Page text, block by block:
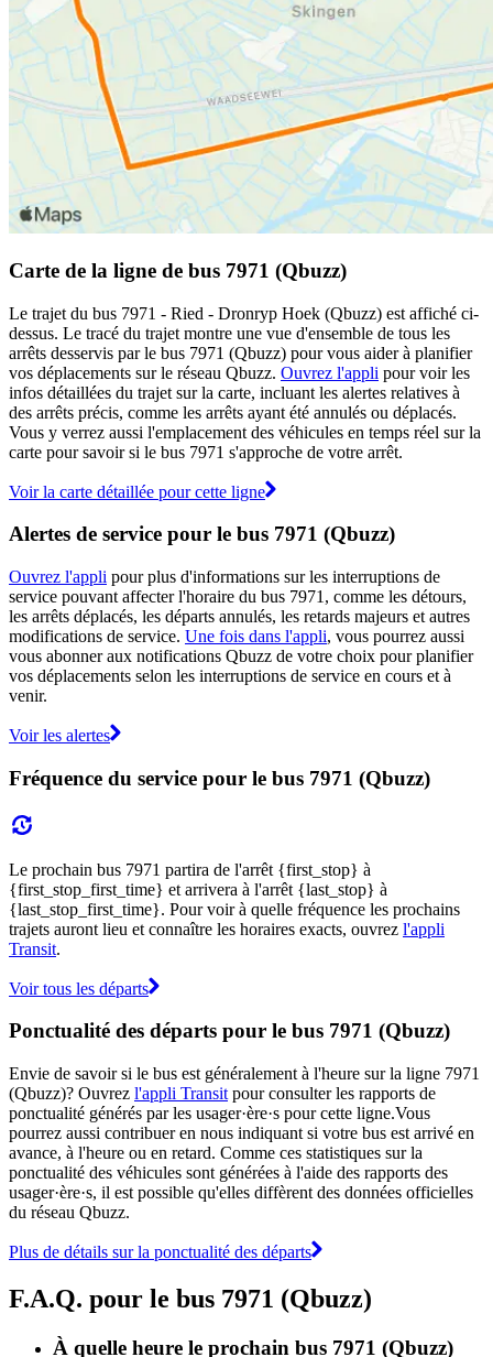
Carte de la ligne de bus 7971 (Qbuzz)
Le trajet du bus 7971 - Ried - Dronryp Hoek (Qbuzz) est affiché ci-
dessus. Le tracé du trajet montre une vue d'ensemble de tous les
arrêts desservis par le bus 7971 (Qbuzz) pour vous aider à planifier
vos déplacements sur le réseau Qbuzz. Ouvrez l'appli pour voir les
infos détaillées du trajet sur la carte, incluant les alertes relatives à
des arrêts précis, comme les arrêts ayant été annulés ou déplacés.
Vous y verrez aussi l'emplacement des véhicules en temps réel sur la
carte pour savoir si le bus 7971 s'approche de votre arrêt.
Voir la carte détaillée pour cette ligne
Alertes de service pour le bus 7971 (Qbuzz)
Ouvrez l'appli pour plus d'informations sur les interruptions de
service pouvant affecter l'horaire du bus 7971, comme les détours,
les arrêts déplacés, les départs annulés, les retards majeurs et autres
modifications de service. Une fois dans l'appli, vous pourrez aussi
vous abonner aux notifications Qbuzz de votre choix pour planifier
vos déplacements selon les interruptions de service en cours et à
venir.
Voir les alertes
Fréquence du service pour le bus 7971 (Qbuzz)
Le prochain bus 7971 partira de l'arrêt {first_stop} à
{first_stop_first_time} et arrivera à l'arrêt {last_stop} à
{last_stop_first_time}. Pour voir à quelle fréquence les prochains
trajets auront lieu et connaître les horaires exacts, ouvrez l'appli
Transit.
Voir tous les départs
Ponctualité des départs pour le bus 7971 (Qbuzz)
Envie de savoir si le bus est généralement à l'heure sur la ligne 7971
(Qbuzz)? Ouvrez l'appli Transit pour consulter les rapports de
ponctualité générés par les usager·ère·s pour cette ligne.Vous
pourrez aussi contribuer en nous indiquant si votre bus est arrivé en
avance, à l'heure ou en retard. Comme ces statistiques sur la
ponctualité des véhicules sont générées à l'aide des rapports des
usager·ère·s, il est possible qu'elles diffèrent des données officielles
du réseau Qbuzz.
Plus de détails sur la ponctualité des départs
F.A.Q. pour le bus 7971 (Qbuzz)
À quelle heure le prochain bus 7971 (Qbuzz)